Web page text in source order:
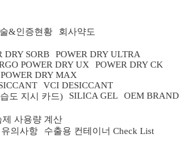
&인증현황
회사약도
DRY SORB
POWER DRY ULTRA
POWER DRY UX
POWER DRY CK
POWER DRY MAX
VCI DESICCANT
도 지시 카드) SILICA GEL
OEM BRAND
제 사용량 계산
의사항
수출용 컨테이너 Check List